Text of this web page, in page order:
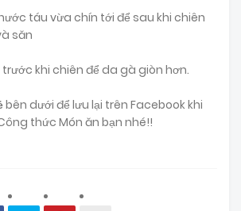
táu vừa chín tới để sau khi chiên
săn
khi chiên để da gà giòn hơn.
bên dưới để lưu lại trên Facebook khi
thức Món ăn bạn nhé!!